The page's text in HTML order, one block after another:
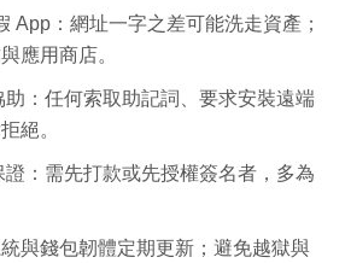
App ：網址一字之差可能洗走資產；
應用商店。
助 ：任何索取助記詞、要求安裝遠端
絕。
證 ：需先打款或先授權簽名者，多為
統與錢包韌體定期更新；避免越獄與